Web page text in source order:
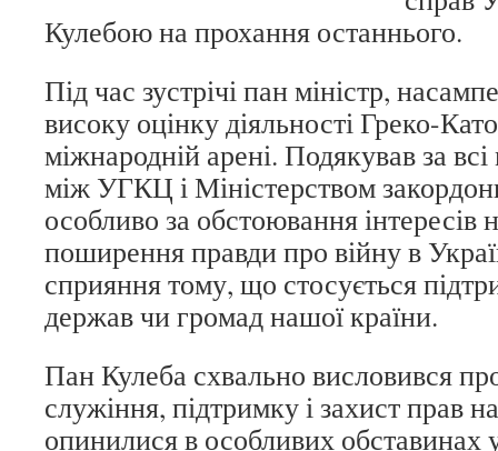
Кулебою на прохання останнього.
Під час зустрічі пан міністр,
високу оцінку діяльності Греко-
міжнародній арені. Подякував за
між УГКЦ і Міністерством
особливо за обстоювання інтересів
поширення правди про війну в
сприяння тому, що стосується
держав чи громад нашої країни.
Пан Кулеба схвально висловився
служіння, підтримку і захист прав
опинилися в особливих обставинах